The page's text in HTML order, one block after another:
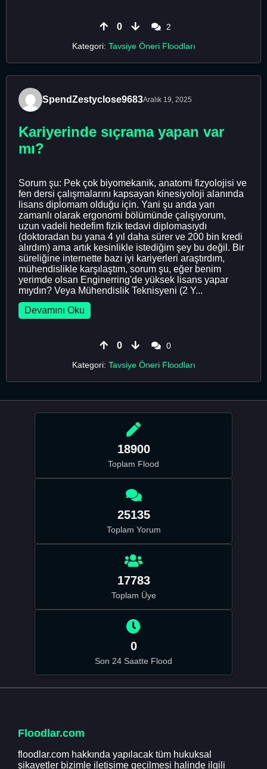
0
2
Kategori: Tavsiye Öneri Floodları
SpendZestyclose9683Aralık 19, 2025
Kariyerinde sıçrama yapan var
mı?
Sorum şu: Pek çok biyomekanik, anatomi fizyolojisi ve
fen dersi çalışmalarını kapsayan kinesiyoloji alanında
lisans diplomam olduğu için. Yani şu anda yarı
zamanlı olarak ergonomi bölümünde çalışıyorum,
uzun vadeli hedefim fizik tedavi diplomasıydı
(doktoradan bu yana 4 yıl daha sürer ve 200 bin kredi
alırdım) ama artık kesinlikle istediğim şey bu değil. Bir
süreliğine internette bazı iyi kariyerleri araştırdım,
mühendislikle karşılaştım, sorum şu, eğer benim
yerimde olsan Enginerring'de yüksek lisans yapar
mıydın? Veya Mühendislik Teknisyeni (2 Y...
Devamını Oku
0
0
Kategori: Tavsiye Öneri Floodları
18900
Toplam Flood
25135
Toplam Yorum
17783
Toplam Üye
0
Son 24 Saatte Flood
Floodlar.com
floodlar.com hakkında yapılacak tüm hukuksal
şikayetler bizimle iletişime geçilmesi halinde ilgili